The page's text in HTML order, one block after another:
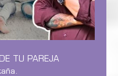
TU PAREJA